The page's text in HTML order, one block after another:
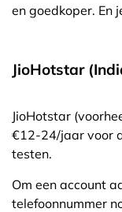
en goedkoper. En
JioHotstar
JioHotstar
€12-24/jaar voor
testen.
Om een account
telefoonnummer